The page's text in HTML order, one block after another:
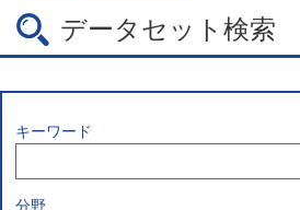
データセット検索
キーワード
分野